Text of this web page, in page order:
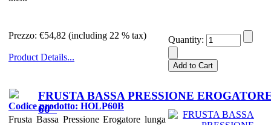
Prezzo: €54,82 (including 22 % tax)
Product Details...
Quantity:
FRUSTA BASSA PRESSIONE
60"
Codice prodotto: HOLP60B
Frusta Bassa Pressione Erogatore lunga